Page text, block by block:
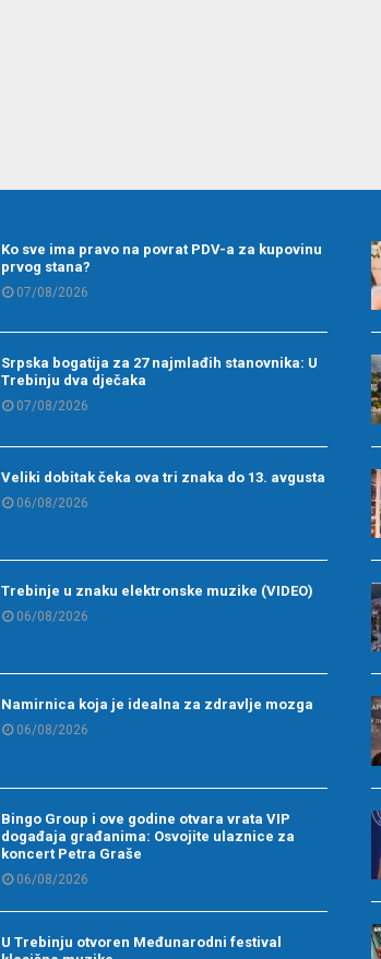
Ko sve ima pravo na povrat PDV-a za kupovinu
prvog stana?
07/08/2026
Srpska bogatija za 27 najmlađih stanovnika: U
Trebinju dva dječaka
07/08/2026
Veliki dobitak čeka ova tri znaka do 13. avgusta
06/08/2026
Trebinje u znaku elektronske muzike (VIDEO)
06/08/2026
Namirnica koja je idealna za zdravlje mozga
06/08/2026
Bingo Group i ove godine otvara vrata VIP
događaja građanima: Osvojite ulaznice za
koncert Petra Graše
06/08/2026
U Trebinju otvoren Međunarodni festival